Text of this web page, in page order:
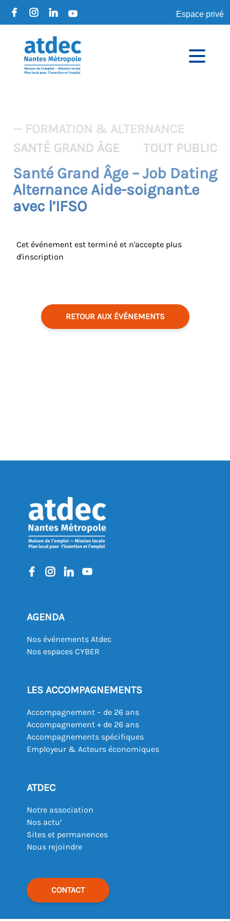
Espace privé
— FORMATION & ALTERNANCE
SANTÉ GRAND ÂGE
TOUT PUBLIC
Santé Grand Âge – Job Dating
Alternance Aide-soignant.e
avec l’IFSO
Cet événement est terminé et n'accepte plus
d'inscription
RETOUR AUX ÉVÉNEMENTS
AGENDA
Nos événements Atdec
Nos espaces CYBER
LES ACCOMPAGNEMENTS
Accompagnement – de 26 ans
Accompagnement + de 26 ans
Accompagnements spécifiques
Employeur & Acteurs économiques
ATDEC
Notre association
Nos actu’
Sites et permanences
Nous rejoindre
CONTACT